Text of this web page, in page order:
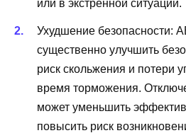
или в экстренной ситуации.
Ухудшение безопасности:
существенно улучшить
риск скольжения и потери
время торможения.
может уменьшить
повысить риск